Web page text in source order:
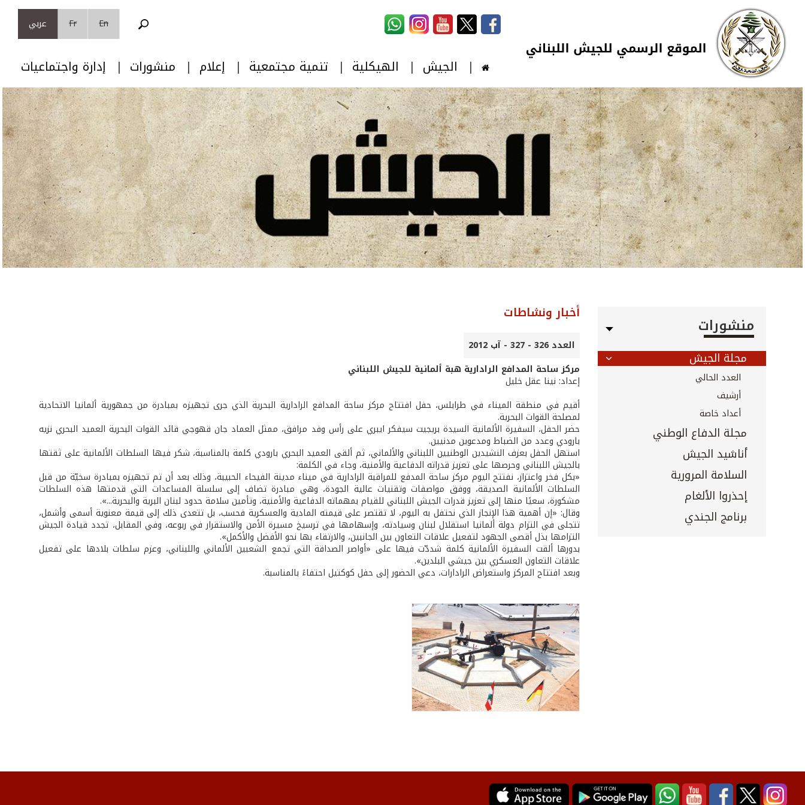
تجاوز إلى المحتوى الرئيسي
Skip to navigation
En
Fr عربي
الجيش الهيكلية تنمية مجتمعية إعلام منشورات إدارة واجتماعيات
منشورات
مجلة الجيش
العدد الحالي
أرشيف
أعداد خاصة
مجلة الدفاع الوطني
أناشيد الجيش
السلامة المرورية
إحذروا الألغام
برنامج الجندي
أخبار ونشاطات
العدد 326 - 327 - آب 2012
مركز ساحة المدافع الرادارية هبة ألمانية للجيش اللبناني
إعداد: نينا عقل خليل
أقيم في منطقة الميناء في طرابلس، حفل افتتاح مركز ساحة المدافع الرادارية البحرية الذي جرى تجهيزه بمبادرة من جمهورية ألمانيا الاتحادية
لمصلحة القوات البحرية.
حضر الحفل، السفيرة الألمانية السيدة بريجيت سيفكر ايبري على رأس وفد مرافق، ممثل العماد جان قهوجي قائد القوات البحرية العميد البحري نزيه
بارودي وعدد من الضباط ومدعوين مدنيين.
استهل الحفل بعزف النشيدين الوطنيين اللبناني والألماني، ثم ألقى العميد البحري بارودي كلمة بالمناسبة، شكر فيها السلطات الألمانية على ثقتها
بالجيش اللبناني وحرصها على تعزيز قدراته الدفاعية والأمنية، وجاء في الكلمة:
«بكل فخر واعتزاز، نفتتح اليوم مركز ساحة المدفع للمراقبة الرادارية في ميناء مدينة الفيحاء الحبيبة، وذلك بعد أن تم تجهيزه بمبادرة سخيّة من قبل
السلطات الألمانية الصديقة، ووفق مواصفات وتقنيات عالية الجودة، وهي مبادرة تضاف إلى سلسلة المساعدات التي قدمتها هذه السلطات
مشكورة، سعيًا منها إلى تعزيز قدرات الجيش اللبناني للقيام بمهماته الدفاعية والأمنية، وتأمين سلامة حدود لبنان البرية والبحرية...».
وقال: «إن أهمية هذا الإنجاز الذي نحتفل به اليوم، لا تقتصر على قيمته المادية والعسكرية فحسب، بل تتعدى ذلك إلى قيمة معنوية أسمى وأشمل،
تتجلى في التزام دولة ألمانيا استقلال لبنان وسيادته، وإسهامها في ترسيخ مسيرة الأمن والاستقرار في ربوعه، وفي المقابل، تجدد قيادة الجيش
التزامها بذل أقصى الجهود لتفعيل علاقات التعاون بين الجانبين، والارتقاء بها نحو الأفضل والأكمل».
بدورها ألقت السفيرة الألمانية كلمة شددّت فيها على «أواصر الصداقة التي تجمع الشعبين الألماني واللبناني، وعزم سلطات بلادها على تفعيل
علاقات التعاون العسكري بين جيشي البلدين».
وبعد افتتاح المركز واستعراض الرادارات، دعي الحضور إلى حفل كوكتيل احتفاءً بالمناسبة.